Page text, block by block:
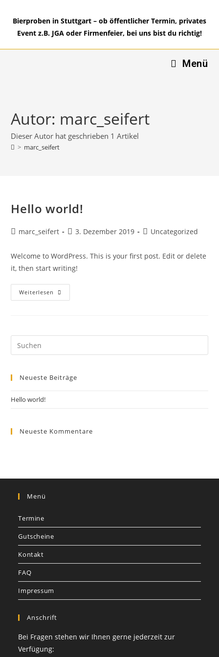
Inhalt
springen
Bierproben in Stuttgart – ob öffentlicher Termin, privates
Event z.B. JGA oder Firmenfeier, bei uns bist du richtig!
Menü
Autor: marc_seifert
Dieser Autor hat geschrieben 1 Artikel
> marc_seifert
Hello world!
Beitrags-
marc_seifert
Beitrag
3. Dezember 2019
Beitrags-
Uncategorized
Welcome to WordPress. This is your first post. Edit or delete
it, then start writing!
Weiterlesen Hello
World!
Neueste Beiträge
Hello world!
Neueste Kommentare
Menü
Termine
Gutscheine
Kontakt
FAQ
Impressum
Anschrift
Bei Fragen stehen wir Ihnen gerne jederzeit zur
Verfügung: